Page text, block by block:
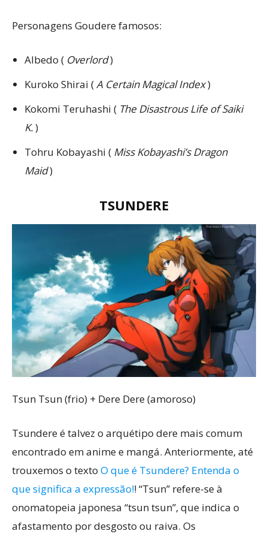
Personagens Goudere famosos:
Albedo ( Overlord)
Kuroko Shirai (A Certain Magical Index)
Kokomi Teruhashi ( The Disastrous Life of Saiki
K.)
Tohru Kobayashi ( Miss Kobayashi’s Dragon
Maid)
TSUNDERE
Tsun Tsun (frio) + Dere Dere (amoroso)
Tsundere é talvez o arquétipo dere mais comum
encontrado em anime e mangá. Anteriormente, até
trouxemos o texto O que é Tsundere? Entenda o
que significa a expressão!! “Tsun” refere-se à
onomatopeia japonesa “tsun tsun”, que indica o
afastamento por desgosto ou raiva. Os